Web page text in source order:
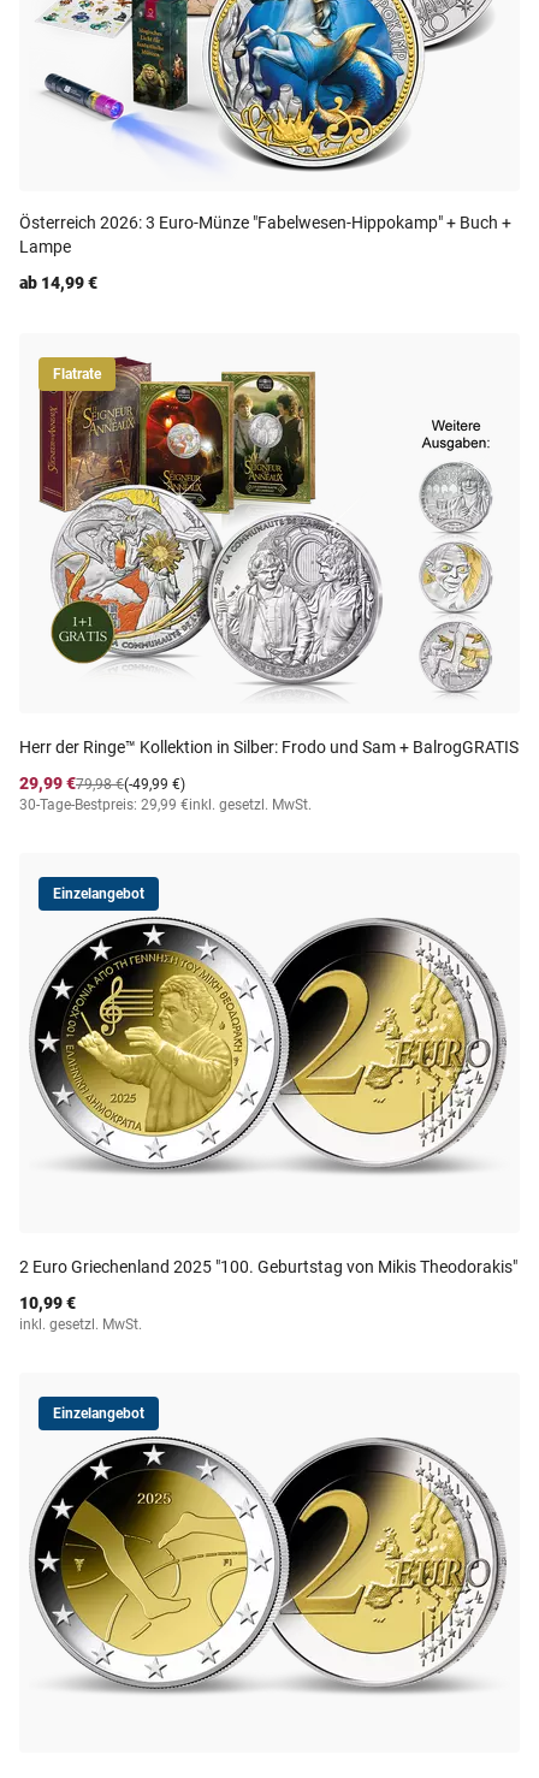
Österreich 2026: 3 Euro-Münze "Fabelwesen-Hippokamp" + Buch +
Lampe
ab 14,99 €
Flatrate
Herr der Ringe™ Kollektion in Silber: Frodo und Sam + BalrogGRATIS
29,99 €
(-49,99 €)
79,98 €
30-Tage-Bestpreis: 29,99 €inkl. gesetzl. MwSt.
Einzelangebot
2 Euro Griechenland 2025 "100. Geburtstag von Mikis Theodorakis"
10,99 €
inkl. gesetzl. MwSt.
Einzelangebot